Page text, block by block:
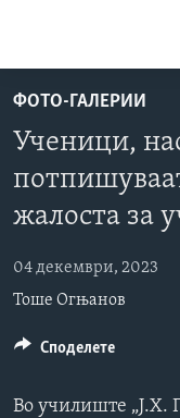
пристапност
на
главната
содржина
до
навигација
РУБРИКИ
СВЕТ
ПОЛИТИКА
ФОТОГАЛЕРИИ
ДОКУМЕНТАРЦИ
АРХИВИРАНА
ВЕСТИ ОД САД ВО
ЗА НАС
ФОТО-ГАЛЕРИИ
Ученици,
жалоста за
04 декември, 2023
Тоше Огњанов
Во училиште „Ј.Х.
Споделете